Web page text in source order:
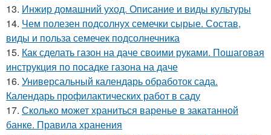
13. Инжир домашний уход. Описание и виды культуры
14. Чем полезен подсолнух семечки сырые. Состав,
виды и польза семечек подсолнечника
15. Как сделать газон на даче своими руками. Пошаговая
инструкция по посадке газона на даче
16. Универсальный календарь обработок сада.
Календарь профилактических работ в саду
17. Сколько может храниться варенье в закатанной
банке. Правила хранения